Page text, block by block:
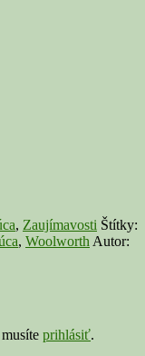
, Zaujímavosti Štítky:
, Woolworth Autor:
prihlásiť.